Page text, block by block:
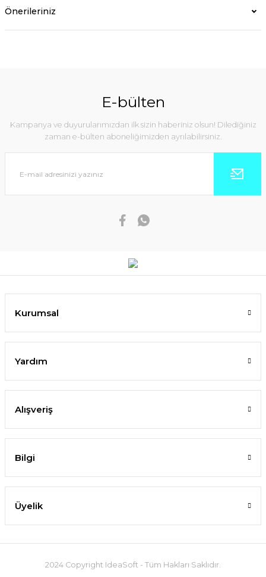
Önerileriniz
E-bülten
Kampanya ve duyurularımızdan ilk sizin haberiniz olsun! Dilediğiniz
zaman e-bülten aboneliğimizden ayrılabilirsiniz.
Kurumsal
Yardım
Alışveriş
Bilgi
Üyelik
2024 Copyright IdeaSoft - Tüm Hakları Saklıdır.